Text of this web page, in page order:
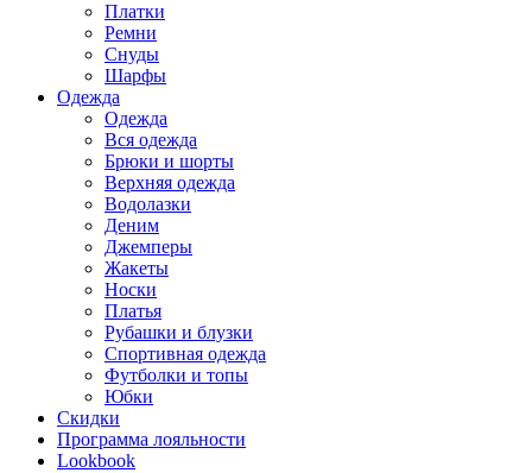
Платки
Ремни
Снуды
Шарфы
Одежда
Одежда
Вся одежда
Брюки и шорты
Верхняя одежда
Водолазки
Деним
Джемперы
Жакеты
Носки
Платья
Рубашки и блузки
Спортивная одежда
Футболки и топы
Юбки
Скидки
Программа лояльности
Lookbook